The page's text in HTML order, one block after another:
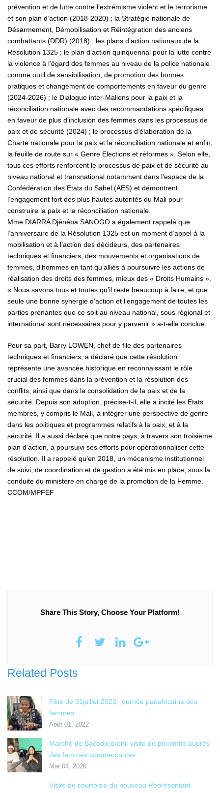
prévention et de lutte contre l’extrémisme violent et le terrorisme
et son plan d’action (2018-2020) ; la Stratégie nationale de
Désarmement, Démobilisation et Réintégration des anciens
combattants (DDR) (2018) ; les plans d’action nationaux de la
Résolution 1325 ; le plan d’action quinquennal pour la lutte contre
la violence à l’égard des femmes au niveau de la police nationale
comme outil de sensibilisation, de promotion des bonnes
pratiques et changement de comportements en faveur du genre
(2024-2026) ; le Dialogue inter-Maliens pour la paix et la
réconciliation nationale avec des recommandations spécifiques
en faveur de plus d’inclusion des femmes dans les processus de
paix et de sécurité (2024) ; le processus d’élaboration de la
Charte nationale pour la paix et la réconciliation nationale et enfin,
la feuille de route sur « Genre Elections et réformes ». Selon elle,
tous ces efforts renforcent le processus de paix et de sécurité au
niveau national et transnational notamment dans l’espace de la
Confédération des Etats du Sahel (AES) et démontrent
l’engagement fort des plus hautes autorités du Mali pour
construire la paix et la réconciliation nationale.
Mme DIARRA Djénéba SANOGO a également rappelé que
l’anniversaire de la Résolution 1325 est un moment d’appel à la
mobilisation et à l’action des décideurs, des partenaires
techniques et financiers, des mouvements et organisations de
femmes, d’hommes en tant qu’alliés à poursuivre les actions de
réalisation des droits des femmes, mieux des « Droits Humains ».
« Nous savons tous et toutes qu’il reste beaucoup à faire, et que
seule une bonne synergie d’action et l’engagement de toutes les
parties prenantes que ce soit au niveau national, sous régional et
international sont nécessaires pour y parvenir » a-t-elle conclue.
Pour sa part, Barry LOWEN, chef de file des partenaires
techniques et financiers, a déclaré que cette résolution
représente une avancée historique en reconnaissant le rôle
crucial des femmes dans la prévention et la résolution des
conflits, ainsi que dans la consolidation de la paix et de la
sécurité. Depuis son adoption, précise-t-il, elle a incité les Etats
membres, y compris le Mali, à intégrer une perspective de genre
dans les politiques et programmes relatifs à la paix, et à la
sécurité. Il a aussi déclaré que notre pays, à travers son troisième
plan d’action, a poursuivi ses efforts pour opérationnaliser cette
résolution. Il a rappelé qu’en 2018, un mécanisme institutionnel
de suivi, de coordination et de gestion a été mis en place, sous la
conduite du ministère en charge de la promotion de la Femme.
CCOM/MPFEF
Share This Story, Choose Your Platform!
Related Posts
Fête de 31juillet 2022, journée panafricaine des
femmes.
Août 01, 2022
Marché de Bacodjicoroni: visite de proximité auprès
des femmes commerçantes
Mar 04, 2026
Visite de courtoisie du nouveau Représentant